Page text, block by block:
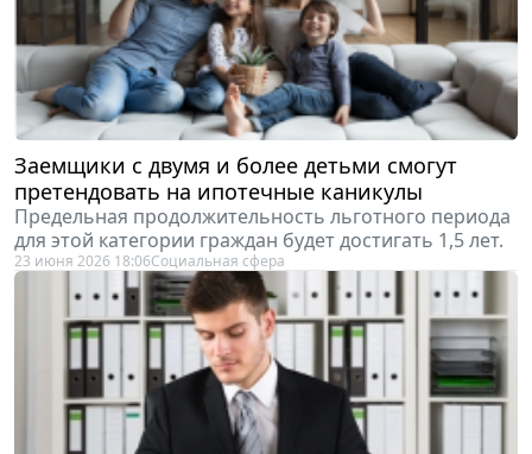
Заемщики с двумя и более детьми смогут
претендовать на ипотечные каникулы
Предельная продолжительность льготного периода
для этой категории граждан будет достигать 1,5 лет.
23 июня 2026 18:06Социальная сфера